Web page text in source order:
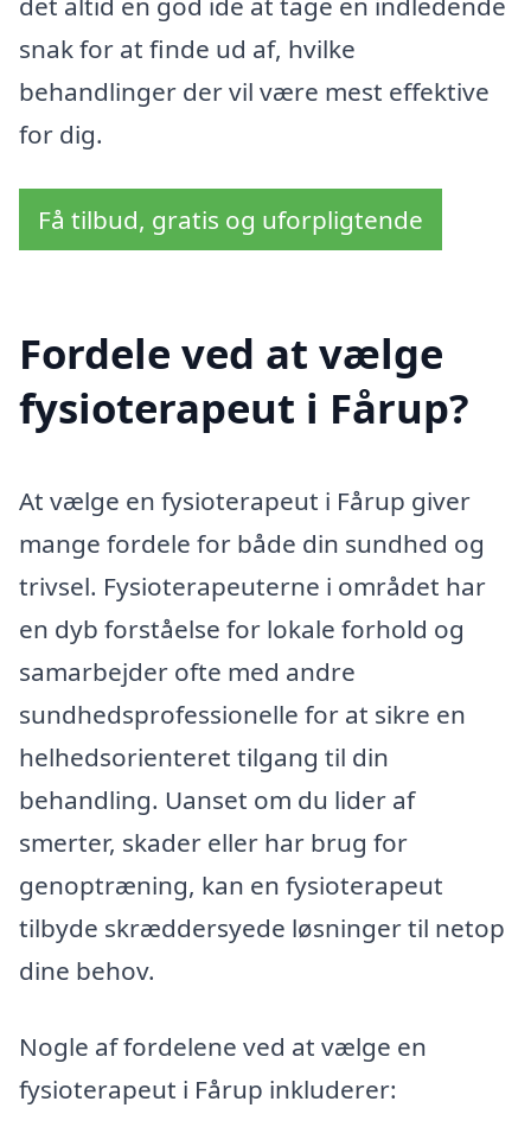
snak for at finde ud af, hvilke
behandlinger der vil være mest effektive
for dig.
Få tilbud, gratis og uforpligtende
Fordele ved at vælge
fysioterapeut i Fårup?
At vælge en fysioterapeut i Fårup giver
mange fordele for både din sundhed og
trivsel. Fysioterapeuterne i området har
en dyb forståelse for lokale forhold og
samarbejder ofte med andre
sundhedsprofessionelle for at sikre en
helhedsorienteret tilgang til din
behandling. Uanset om du lider af
smerter, skader eller har brug for
genoptræning, kan en fysioterapeut
tilbyde skræddersyede løsninger til netop
dine behov.
Nogle af fordelene ved at vælge en
fysioterapeut i Fårup inkluderer: